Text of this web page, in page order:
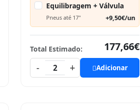
Equilibragem + Válvula
Pneus até 17" +9,50€/un
Total Estimado:
177,66€
-
2 + Adicionar